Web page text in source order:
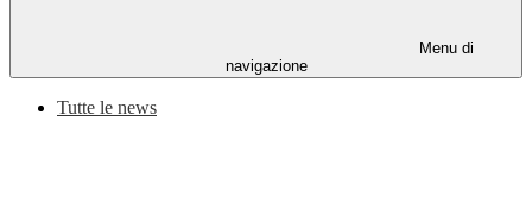
Menu di
navigazione
Tutte le news